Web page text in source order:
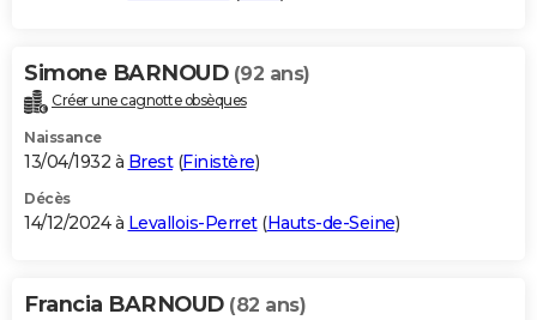
Bricolage
Lifestyle
Culture
Sport
Auto
Television
Voyage
Cinema
Simone BARNOUD (92 ans)
Créer une cagnotte obsèques
Naissance
13/04/1932 à Brest(Finistère)
Décès
14/12/2024 à Levallois-Perret(Hauts-de-Seine)
Francia BARNOUD (82 ans)